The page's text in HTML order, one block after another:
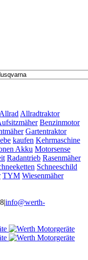
Allrad Allradtraktor
Benzinmotor
Gartentraktor
kaufen Kehrmaschine
Akku Motorsense
Radantrieb Rasenmäher
Schneeschild
TYM Wiesenmäher
|info@werth-